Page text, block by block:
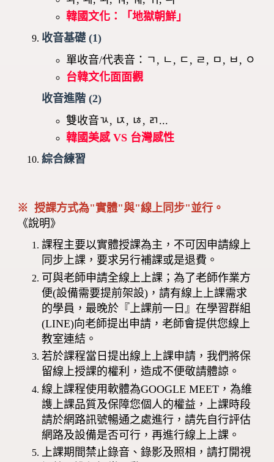
韓國文化：「地獄朝鮮」
收音基礎 (1)
單收音/代表音：ㄱ, ㄴ, ㄷ, ㄹ, ㅁ, ㅂ, ㅇ
台韓文化面面觀
收音進階 (2)
雙收音ㄳ, ㄵ, ㄶ, ㄺ...
韓國美感 VS 台灣感性
綜合練習
※ 授課方式為"實體"與"線上同步"並行。
《說明》
課程主要以實體授課為主，不可因申請線上
同步上課，要求另行補課或是退費。
可與老師申請全線上上課；為了老師作業方
便(設備需要提前架設)，請有線上上課需求
的學員，最晚於『上課前一日』在學習群組
(LINE)向老師提出申請，老師會提供您線上
教室連結。
若於課程當日提出線上上課申請，我們將保
留線上授課的權利，造成不便敬請體諒。
線上課程使用軟體為GOOGLE MEET，為維
謢上課品質及保障您個人的權益，上課時段
請於網路訊號暢通之處進行，請先自行評估
網路及設備是否可行，再進行線上上課。
上課期間禁止錄音、錄影及照相，請打開視